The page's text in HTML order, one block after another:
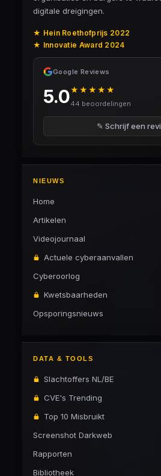
digitale dreigingen.
★ Hein Roethofprijs 2022
★ Innovatie Award 2024
Google Reviews
5.0★★★★★
44 beoordelingen
✎ Schrijf een
NIEUWS
Home
Artikelen
Videojournaal
Actuele cyberaanvallen
Cyberoorlog
Kwetsbaarheden
Opsporingsnieuws
DATA & TOOLS
Slachtoffers NL/BE
CVE's Trending
Top 10 Misbruikt
Screenshot Darkweb
Rapporten
Bibliotheek